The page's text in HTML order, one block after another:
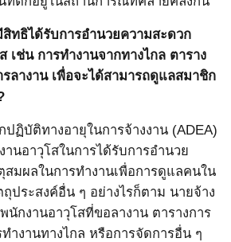
ทธิได้รับการอำนวยความสะดวก
เช่น การทำงานจากทางไกล ตาราง
ลางาน เพื่อจะได้สามารถดูแลสมาชิก
ปฏิบัติทางอายุในการจ้างงาน (ADEA)
นอาวุโสในการได้รับการอำนวย
มผลในการทำงานเพื่อการดูแลคนใน
ประสงค์อื่น ๆ อย่างไรก็ตาม นายจ้าง
กงานอาวุโสที่ขอลางาน ตารางการ
ำงานทางไกล หรือการจัดการอื่น ๆ